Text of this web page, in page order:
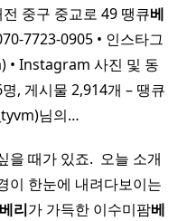
전 중구 중교로 49 땡큐베
7723-0905 • 인스타그
• Instagram 사진 및 동
, 게시물 2,914개 – 땡큐
님의…
을 때가 있죠. ​ 오늘 소개
이 한눈에 내려다보이는
베리가 가득한 이수미팜베